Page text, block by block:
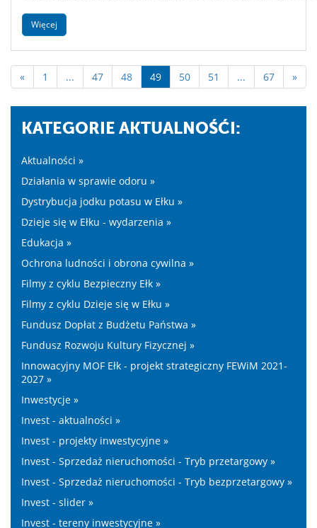
Więcej
« 1 ... 47 48 49 50 51 ... 67 »
KATEGORIE AKTUALNOŚĆI:
Aktualności »
Działania w sprawie odoru »
Dystrybucja jodku potasu w Ełku »
Dzieje się w Ełku - wydarzenia »
Edukacja »
Ochrona ludności i obrona cywilna »
Filmy z cyklu Bezpieczny Ełk »
Filmy z cyklu Dzieje się w Ełku »
Fundusz Dopłat z Budżetu Państwa »
Fundusz Rozwoju Kultury Fizycznej »
Innowacyjny MOF Ełk - projekt strategiczny FEWiM 2021-
2027 »
Inwestycje »
Invest - aktualności »
Invest - projekty inwestycyjne »
Invest - Sprzedaż nieruchomości - Tryb przetargowy »
Invest - Sprzedaż nieruchomości - Tryb bezprzetargowy »
Invest - slider »
Invest - tereny inwestycyjne »